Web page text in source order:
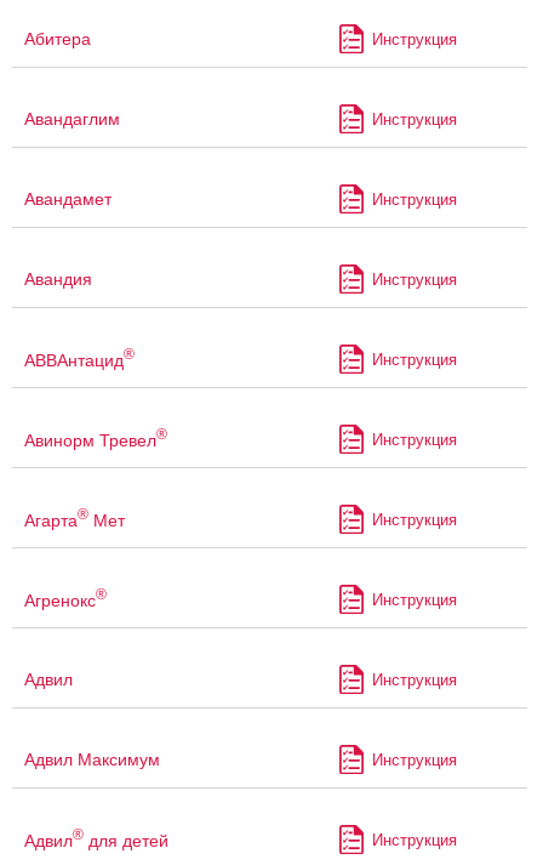
Абитера Инструкция
Авандаглим Инструкция
Авандамет Инструкция
Авандия Инструкция
АВВАнтацид® Инструкция
Авинорм Тревел® Инструкция
Агарта® Мет Инструкция
Агренокс® Инструкция
Адвил Инструкция
Адвил Максимум Инструкция
Адвил® для детей Инструкция